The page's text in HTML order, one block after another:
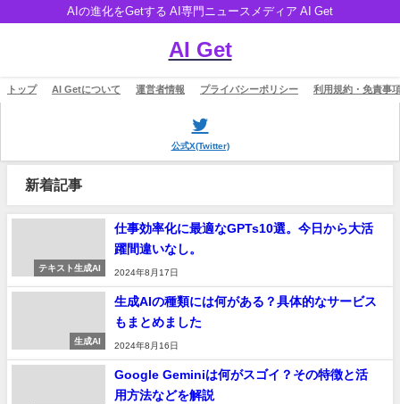
AIの進化をGetする AI専門ニュースメディア AI Get
AI Get
トップ AI Getについて 運営者情報 プライバシーポリシー 利用規約・免責事
公式X(Twitter)
新着記事
テキスト生成AI
仕事効率化に最適なGPTs10選。今日から大活
躍間違いなし。
2024年8月17日
生成AI
生成AIの種類には何がある？具体的なサービス
もまとめました
2024年8月16日
Google Geminiは何がスゴイ？その特徴と活
用方法などを解説